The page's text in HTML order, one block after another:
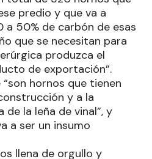
predio y que va a
50% de carbón de esas
que se necesitan para
produzca el
de exportación”.
hornos que tienen
y a la
la leña de vinal”, y
a ser un insumo
llena de orgullo y